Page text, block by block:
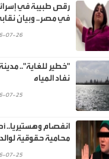
رقص طبيبة في
في مصر.. وبيان
07-26
"خطير للغاية"..
نفاد المياه
07-25
انفصام وهستيريا..
محامية حقوقية
07-25